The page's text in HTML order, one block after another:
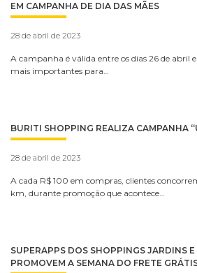
EM CAMPANHA DE DIA DAS MÃES
28 de abril de 2023
A campanha é válida entre os dias 26 de abril
mais importantes para…
BURITI SHOPPING REALIZA CAMPANHA
28 de abril de 2023
A cada R$ 100 em compras, clientes
km, durante promoção que acontece…
SUPERAPPS DOS SHOPPINGS JARDINS
PROMOVEM A SEMANA DO FRETE